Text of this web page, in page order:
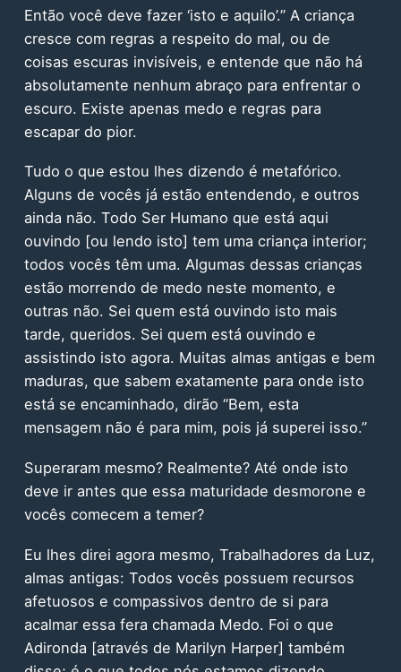
Então você deve fazer ‘isto e aquilo’.” A criança
cresce com regras a respeito do mal, ou de
coisas escuras invisíveis, e entende que não há
absolutamente nenhum abraço para enfrentar o
escuro. Existe apenas medo e regras para
escapar do pior.
Tudo o que estou lhes dizendo é metafórico.
Alguns de vocês já estão entendendo, e outros
ainda não. Todo Ser Humano que está aqui
ouvindo [ou lendo isto] tem uma criança interior;
todos vocês têm uma. Algumas dessas crianças
estão morrendo de medo neste momento, e
outras não. Sei quem está ouvindo isto mais
tarde, queridos. Sei quem está ouvindo e
assistindo isto agora. Muitas almas antigas e bem
maduras, que sabem exatamente para onde isto
está se encaminhado, dirão “Bem, esta
mensagem não é para mim, pois já superei isso.”
Superaram mesmo? Realmente? Até onde isto
deve ir antes que essa maturidade desmorone e
vocês comecem a temer?
Eu lhes direi agora mesmo, Trabalhadores da Luz,
almas antigas: Todos vocês possuem recursos
afetuosos e compassivos dentro de si para
acalmar essa fera chamada Medo. Foi o que
Adironda [através de Marilyn Harper] também